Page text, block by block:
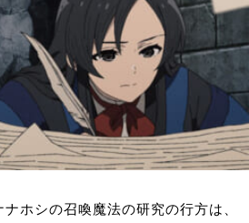
ホシの召喚魔法の研究の行方は、